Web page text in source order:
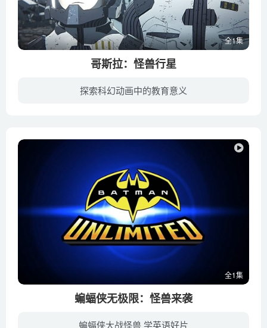
全1集
哥斯拉：怪兽行星
探索科幻动画中的教育意义
全1集
蝙蝠侠无极限：怪兽来袭
蝙蝠侠大战怪兽 学英语好片